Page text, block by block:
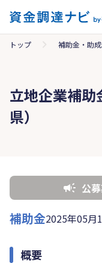
トップ 補助金・助
立地企業補
県）
公
補助金2025年05月
概要